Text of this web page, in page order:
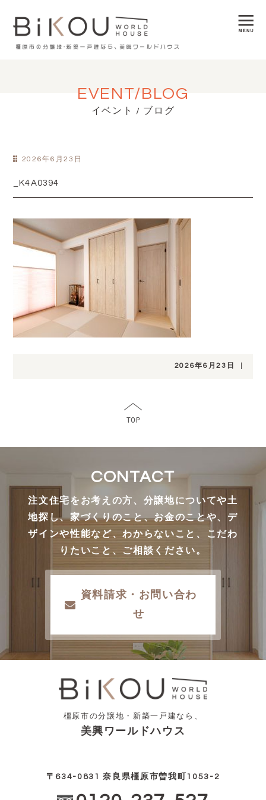
EVENT/BLOG
イベント / ブログ
2026年6月23日
_K4A0394
2026年6月23日
CONTACT
注文住宅をお考えの方、分譲地についてや土
地探し、家づくりのこと、お金のことや、デ
ザインや性能など、わからないこと、こだわ
りたいこと、ご相談ください。
資料請求・お問い合わ
せ
橿原市の分譲地・新築一戸建なら、
美興ワールドハウス
〒634-0831 奈良県橿原市曽我町1053-2